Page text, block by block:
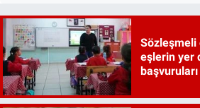
Sözleşmeli
eşlerin yer